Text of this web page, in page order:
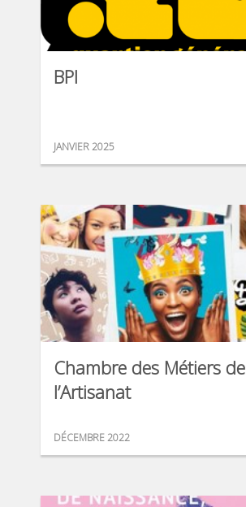
BPI
JANVIER 2025
Chambre des Métiers de
l’Artisanat
DÉCEMBRE 2022